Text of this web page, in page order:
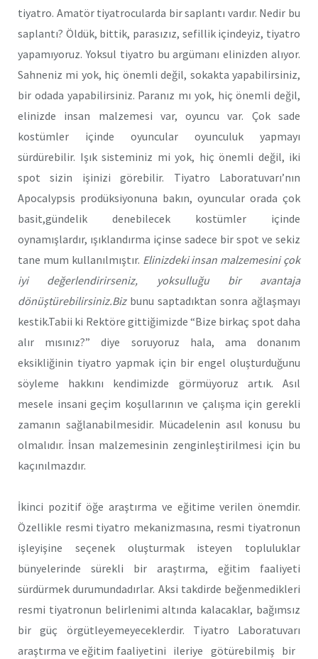
tiyatro. Amatör tiyatrocularda bir saplantı vardır. Nedir bu
saplantı? Öldük, bittik, parasızız, sefillik içindeyiz, tiyatro
yapamıyoruz. Yoksul tiyatro bu argümanı elinizden alıyor.
Sahneniz mi yok, hiç önemli değil, sokakta yapabilirsiniz,
bir odada yapabilirsiniz. Paranız mı yok, hiç önemli değil,
elinizde insan malzemesi var, oyuncu var. Çok sade
kostümler içinde oyuncular oyunculuk yapmayı
sürdürebilir. Işık sisteminiz mi yok, hiç önemli değil, iki
spot sizin işinizi görebilir. Tiyatro Laboratuvarı’nın
Apocalypsis prodüksiyonuna bakın, oyuncular orada çok
basit,gündelik denebilecek kostümler içinde
oynamışlardır, ışıklandırma içinse sadece bir spot ve sekiz
tane mum kullanılmıştır. Elinizdeki insan malzemesini çok
iyi değerlendirirseniz, yoksulluğu bir avantaja
dönüştürebilirsiniz.Biz bunu saptadıktan sonra ağlaşmayı
kestik.Tabii ki Rektöre gittiğimizde “Bize birkaç spot daha
alır mısınız?” diye soruyoruz hala, ama donanım
eksikliğinin tiyatro yapmak için bir engel oluşturduğunu
söyleme hakkını kendimizde görmüyoruz artık. Asıl
mesele insani geçim koşullarının ve çalışma için gerekli
zamanın sağlanabilmesidir. Mücadelenin asıl konusu bu
olmalıdır. İnsan malzemesinin zenginleştirilmesi için bu
kaçınılmazdır.
İkinci pozitif öğe araştırma ve eğitime verilen önemdir.
Özellikle resmi tiyatro mekanizmasına, resmi tiyatronun
işleyişine seçenek oluşturmak isteyen topluluklar
bünyelerinde sürekli bir araştırma, eğitim faaliyeti
sürdürmek durumundadırlar. Aksi takdirde beğenmedikleri
resmi tiyatronun belirlenimi altında kalacaklar, bağımsız
bir güç örgütleyemeyeceklerdir. Tiyatro Laboratuvarı
araştırma ve eğitim faaliyetini ileriye götürebilmiş bir